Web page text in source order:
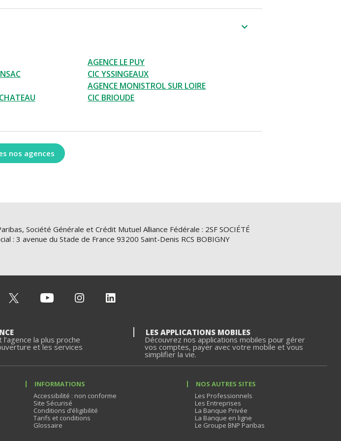
AGENCE LE PUY
CIC YSSINGEAUX
AGENCE MONISTROL SUR LOIRE
CIC BRIOUDE
nos agences
Société Générale et Crédit Mutuel Alliance Fédérale : 2SF SOCIÉTÉ
: 3 avenue du Stade de France 93200 Saint-Denis RCS BOBIGNY
la plus proche
et les services
LES APPLICATIONS MOBILES
Découvrez nos applications mobiles pour gérer
vos comptes, payer avec votre mobile et vous
simplifier la vie.
INFORMATIONS
Accessibilité : non conforme
Site Sécurisé
Conditions d’éligibilité
Tarifs et conditions
Glossaire
NOS AUTRES SITES
Les Professionnels
Les Entreprises
La Banque Privée
La Banque en ligne
Le Groupe BNP Paribas